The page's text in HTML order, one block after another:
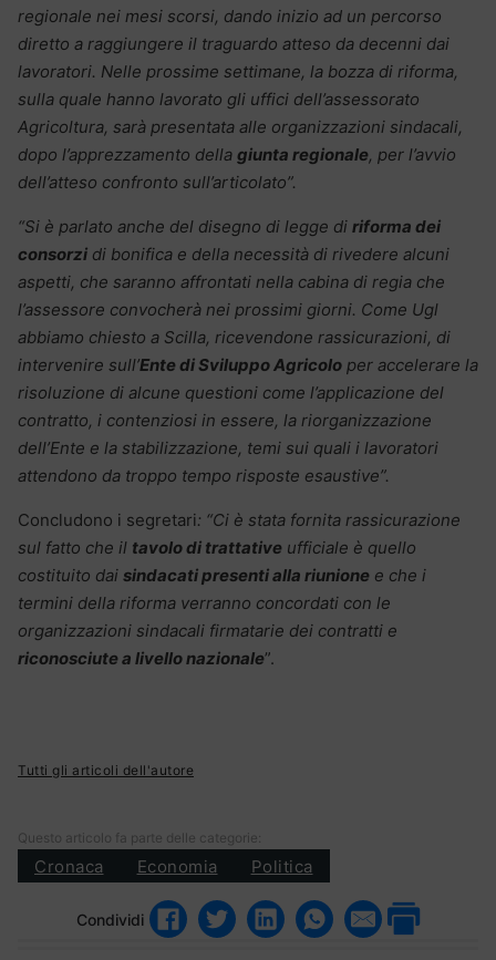
regionale nei mesi scorsi, dando inizio ad un percorso
diretto a raggiungere il traguardo atteso da decenni dai
lavoratori. Nelle prossime settimane, la bozza di riforma,
sulla quale hanno lavorato gli uffici dell’assessorato
Agricoltura, sarà presentata alle organizzazioni sindacali,
dopo l’apprezzamento della giunta regionale, per l’avvio
dell’atteso confronto sull’articolato”.
“Si è parlato anche del disegno di legge di riforma dei
consorzi di bonifica e della necessità di rivedere alcuni
aspetti, che saranno affrontati nella cabina di regia che
l’assessore convocherà nei prossimi giorni. Come Ugl
abbiamo chiesto a Scilla, ricevendone rassicurazioni, di
intervenire sull’Ente di Sviluppo Agricolo per accelerare la
risoluzione di alcune questioni come l’applicazione del
contratto, i contenziosi in essere, la riorganizzazione
dell’Ente e la stabilizzazione, temi sui quali i lavoratori
attendono da troppo tempo risposte esaustive”.
Concludono i segretari: “Ci è stata fornita rassicurazione
sul fatto che il tavolo di trattative ufficiale è quello
costituito dai sindacati presenti alla riunione e che i
termini della riforma verranno concordati con le
organizzazioni sindacali firmatarie dei contratti e
riconosciute a livello nazionale”.
Tutti gli articoli dell'autore
Questo articolo fa parte delle categorie:
Cronaca Economia Politica
Condividi